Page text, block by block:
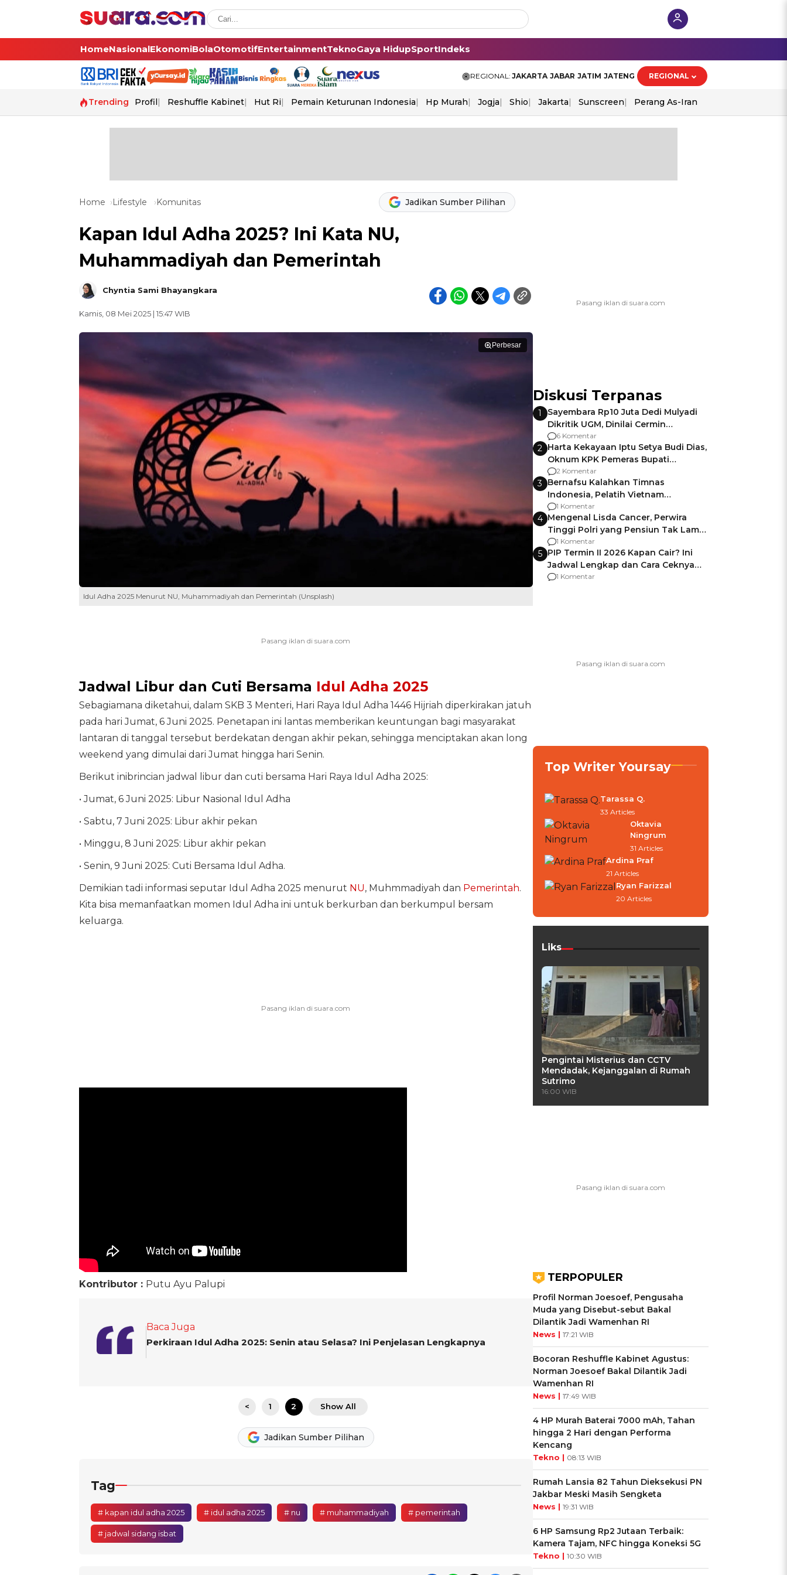
HomeNasionalEkonomiBolaOtomotifEntertainmentTeknoGaya HidupSportIndeks
REGIONAL: JAKARTA JABAR JATIM JATENG REGIONAL
Trending Profil Reshuffle Kabinet Hut Ri Pemain Keturunan Indonesia Hp Murah Jogja Shio Jakarta Sunscreen Perang As-Iran
Home Lifestyle Komunitas Jadikan Sumber Pilihan
Kapan Idul Adha 2025? Ini Kata NU,
Muhammadiyah dan Pemerintah
Chyntia Sami Bhayangkara
Kamis, 08 Mei 2025 | 15:47 WIB
Perbesar
Idul Adha 2025 Menurut NU, Muhammadiyah dan Pemerintah (Unsplash)
Jadwal Libur dan Cuti Bersama Idul Adha 2025
Sebagiamana diketahui, dalam SKB 3 Menteri, Hari Raya Idul Adha 1446 Hijriah diperkirakan jatuh
pada hari Jumat, 6 Juni 2025. Penetapan ini lantas memberikan keuntungan bagi masyarakat
lantaran di tanggal tersebut berdekatan dengan akhir pekan, sehingga menciptakan akan long
weekend yang dimulai dari Jumat hingga hari Senin.
Berikut inibrincian jadwal libur dan cuti bersama Hari Raya Idul Adha 2025:
• Jumat, 6 Juni 2025: Libur Nasional Idul Adha
• Sabtu, 7 Juni 2025: Libur akhir pekan
• Minggu, 8 Juni 2025: Libur akhir pekan
• Senin, 9 Juni 2025: Cuti Bersama Idul Adha.
Demikian tadi informasi seputar Idul Adha 2025 menurut NU, Muhmmadiyah dan Pemerintah.
Kita bisa memanfaatkan momen Idul Adha ini untuk berkurban dan berkumpul bersam
keluarga.
Kontributor : Putu Ayu Palupi
Baca Juga
Perkiraan Idul Adha 2025: Senin atau Selasa? Ini Penjelasan Lengkapnya
< 1 2 Show All
Jadikan Sumber Pilihan
Tag
# kapan idul adha 2025 # idul adha 2025 # nu # muhammadiyah # pemerintah
# jadwal sidang isbat
Diskusi Terpanas
1
Sayembara Rp10 Juta Dedi Mulyadi
Dikritik UGM, Dinilai Cermin
Gagalnya Negara Jamin Keamanan
6 Komentar
2 Harta Kekayaan Iptu Setya Budi Dias,
Oknum KPK Pemeras Bupati
Pemalang
2 Komentar
3 Bernafsu Kalahkan Timnas
Indonesia, Pelatih Vietnam
Berencana Pakai Jimat di Pakansari
1 Komentar
4 Mengenal Lisda Cancer, Perwira
Tinggi Polri yang Pensiun Tak Lama
Usai Jadi Brigjen
1 Komentar
5 PIP Termin II 2026 Kapan Cair? Ini
Jadwal Lengkap dan Cara Ceknya
agar Dana Tidak Hangus!
1 Komentar
Top Writer Yoursay
Tarassa Q.
33 Articles
Oktavia
Ningrum
31 Articles
Ardina Praf
21 Articles
Ryan Farizzal
20 Articles
Liks
Pengintai Misterius dan CCTV
Mendadak, Kejanggalan di Rumah
Sutrimo
16:00 WIB
TERPOPULER
Profil Norman Joesoef, Pengusaha
Muda yang Disebut-sebut Bakal
Dilantik Jadi Wamenhan RI
News | 17:21 WIB
Bocoran Reshuffle Kabinet Agustus:
Norman Joesoef Bakal Dilantik Jadi
Wamenhan RI
News | 17:49 WIB
4 HP Murah Baterai 7000 mAh, Tahan
hingga 2 Hari dengan Performa
Kencang
Tekno | 08:13 WIB
Rumah Lansia 82 Tahun Dieksekusi PN
Jakbar Meski Masih Sengketa
News | 19:31 WIB
6 HP Samsung Rp2 Jutaan Terbaik:
Kamera Tajam, NFC hingga Koneksi 5G
Tekno | 10:30 WIB